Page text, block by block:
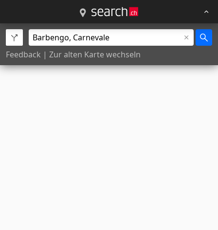
Feedback | Zur alten Karte wechseln